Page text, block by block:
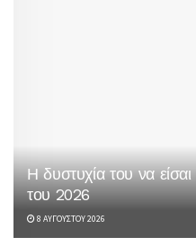
Η δυστυχία του να
του 2026
8 ΑΥΓΟΎΣΤΟΥ 2026